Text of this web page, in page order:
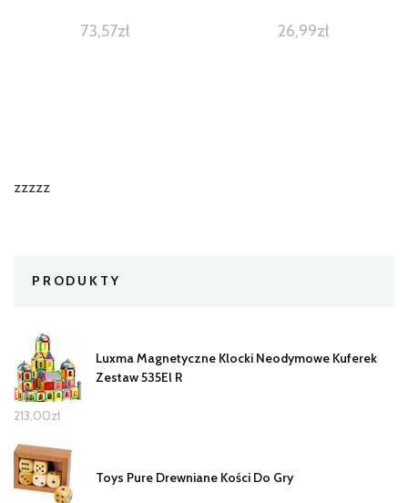
73,57zł 26,99zł
zzzzz
PRODUKTY
Luxma Magnetyczne Klocki Neodymowe Kuferek
Zestaw 535El R
213,00zł
Toys Pure Drewniane Kości Do Gry